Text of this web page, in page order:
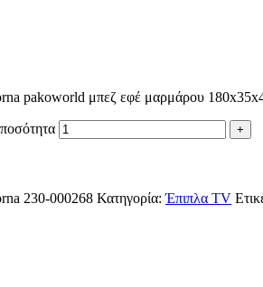
pakoworld μπεζ εφέ μαρμάρου
230-000268 Κατηγορία: Έπιπλα TV